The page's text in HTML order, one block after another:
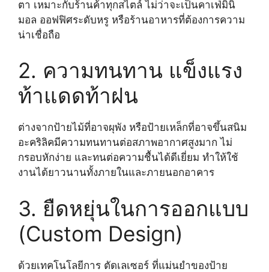
ตา เหมาะกับร้านค้าทุกสไตล์ ไม่ว่าจะเป็นคาเฟ่มินิ
มอล ออฟฟิศระดับหรู หรือร้านอาหารที่ต้องการความ
น่าเชื่อถือ
2. ความทนทาน แข็งแรง
ท้าแดดท้าฝน
ต่างจากป้ายไม้ที่อาจผุพัง หรือป้ายเหล็กที่อาจขึ้นสนิม
อะคริลิคมีความทนทานต่อสภาพอากาศสูงมาก ไม่
กรอบหักง่าย และทนต่อความชื้นได้ดีเยี่ยม ทำให้ใช้
งานได้ยาวนานทั้งภายในและภายนอกอาคาร
3. ยืดหยุ่นในการออกแบบ
(Custom Design)
ด้วยเทคโนโลยีการ ตัดเลเซอร์ ที่แม่นยำของป้าย